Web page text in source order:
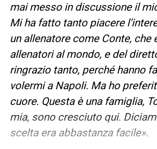
mai messo in discussione il
Mi ha fatto tanto piacere
un allenatore come Conte, che
allenatori al mondo, e del
ringrazio tanto, perché hanno
volermi a Napoli. Ma ho
cuore. Questa è una famiglia,
mia, sono cresciuto qui.
scelta era abbastanza facile».